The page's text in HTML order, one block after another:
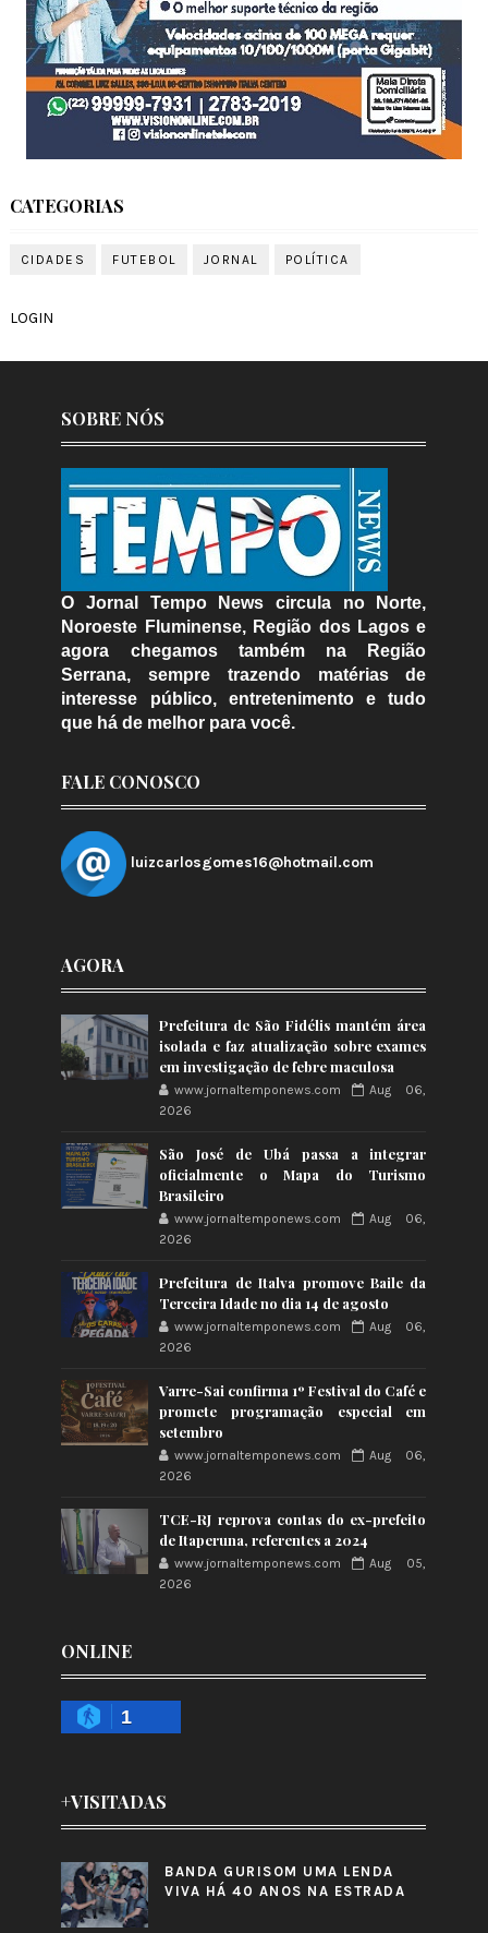
CATEGORIAS
CIDADES FUTEBOL JORNAL POLÍTICA
LOGIN
SOBRE NÓS
O Jornal Tempo News circula no Norte,
Noroeste Fluminense, Região dos Lagos e
agora chegamos também na Região
Serrana, sempre trazendo matérias de
interesse público, entretenimento e tudo
que há de melhor para você.
FALE CONOSCO
luizcarlosgomes16@hotmail.com
AGORA
Prefeitura de São Fidélis mantém área
isolada e faz atualização sobre exames
em investigação de febre maculosa
www.jornaltemponews.com
Aug 06,
2026
São José de Ubá passa a integrar
oficialmente o Mapa do Turismo
Brasileiro
www.jornaltemponews.com
Aug 06,
2026
Prefeitura de Italva promove Baile da
Terceira Idade no dia 14 de agosto
www.jornaltemponews.com
Aug 06,
2026
Varre-Sai confirma 1º Festival do Café e
promete programação especial em
setembro
www.jornaltemponews.com
Aug 06,
2026
TCE-RJ reprova contas do ex-prefeito
de Itaperuna, referentes a 2024
www.jornaltemponews.com
Aug 05,
2026
ONLINE
1
+VISITADAS
BANDA GURISOM UMA LENDA
VIVA HÁ 40 ANOS NA ESTRADA